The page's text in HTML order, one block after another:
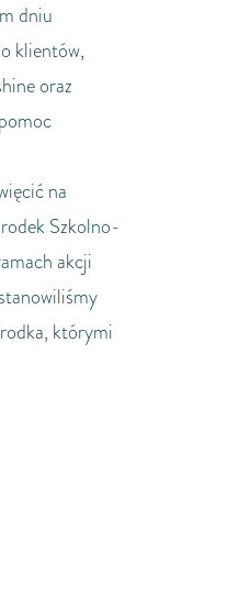
dniu
klientów,
oraz
na
Szkolno-
akcji
którymi